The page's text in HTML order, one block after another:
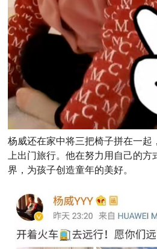
杨威还在家中将三把椅子拼在一起
上出门旅行。他在努力用自己的
界，为孩子创造童年的美好。